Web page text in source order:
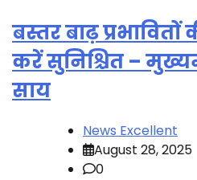
बस्तर बाढ़
करें सुनिश्चित –
साय
News Excellent
August 28, 2025
0